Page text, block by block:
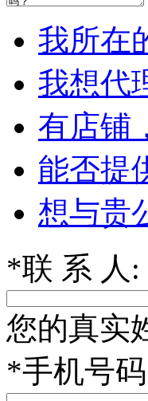
我所在
我想代
有店铺
能否提
想与贵
*联 系 人:
您的真实
*手机号